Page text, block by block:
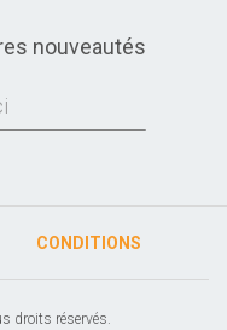
nouveautés
CONDITIONS
droits réservés.